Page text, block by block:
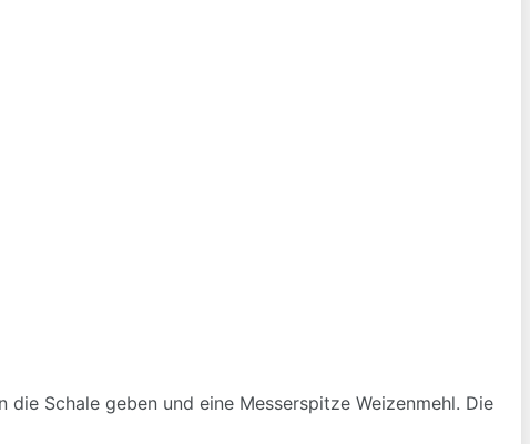
Schale geben und eine Messerspitze Weizenmehl. Die